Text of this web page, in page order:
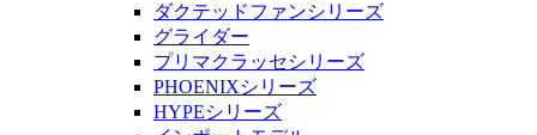
ダクテッドファンシリーズ
グライダー
プリマクラッセシリーズ
PHOENIXシリーズ
HYPEシリーズ